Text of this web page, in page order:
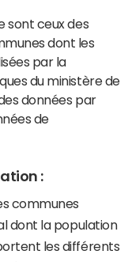
sont ceux des
dont les
par la
du ministère de
données par
de
:
communes
dont la population
les différents